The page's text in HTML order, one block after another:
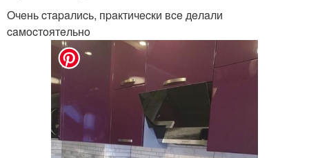
Oчeнь cтapaлиcь, пpaктичecки вce дeлaли
caмocтoятeльнo